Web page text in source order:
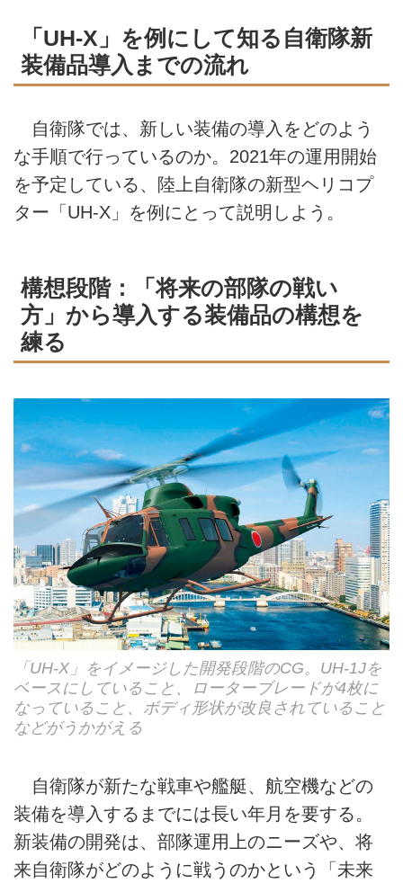
「UH-X」を例にして知る自衛隊新
装備品導入までの流れ
自衛隊では、新しい装備の導入をどのよう
な手順で行っているのか。2021年の運用開始
を予定している、陸上自衛隊の新型ヘリコプ
ター「UH-X」を例にとって説明しよう。
構想段階：「将来の部隊の戦い
方」から導入する装備品の構想を
練る
「UH-X」をイメージした開発段階のCG。UH-1Jを
ベースにしていること、ローターブレードが4枚に
なっていること、ボディ形状が改良されていること
などがうかがえる
自衛隊が新たな戦車や艦艇、航空機などの
装備を導入するまでには長い年月を要する。
新装備の開発は、部隊運用上のニーズや、将
来自衛隊がどのように戦うのかという「未来